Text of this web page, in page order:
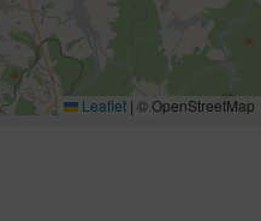
Leaflet | © OpenStreetMap